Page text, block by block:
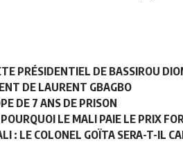
PRÉSIDENTIEL DE BASSIROU
DE LAURENT GBAGBO
DE 7 ANS DE PRISON
LE MALI PAIE LE PRIX
: LE COLONEL GOÏTA SERA-T-IL